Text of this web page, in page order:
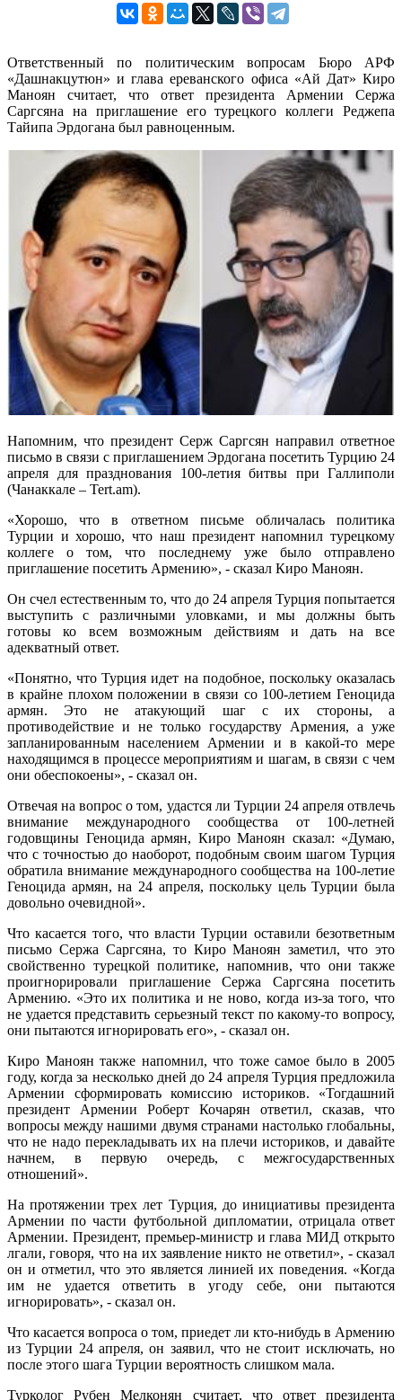
Ответственный по политическим вопросам Бюро АРФ
«Дашнакцутюн» и глава ереванского офиса «Ай Дат» Киро
Маноян считает, что ответ президента Армении Сержа
Саргсяна на приглашение его турецкого коллеги Реджепа
Тайипа Эрдогана был равноценным.
Напомним, что президент Серж Саргсян направил ответное
письмо в связи с приглашением Эрдогана посетить Турцию 24
апреля для празднования 100-летия битвы при Галлиполи
(Чанаккале – Tert.am).
«Хорошо, что в ответном письме обличалась политика
Турции и хорошо, что наш президент напомнил турецкому
коллеге о том, что последнему уже было отправлено
приглашение посетить Армению», - сказал Киро Маноян.
Он счел естественным то, что до 24 апреля Турция попытается
выступить с различными уловками, и мы должны быть
готовы ко всем возможным действиям и дать на все
адекватный ответ.
«Понятно, что Турция идет на подобное, поскольку оказалась
в крайне плохом положении в связи со 100-летием Геноцида
армян. Это не атакующий шаг с их стороны, а
противодействие и не только государству Армения, а уже
запланированным населением Армении и в какой-то мере
находящимся в процессе мероприятиям и шагам, в связи с чем
они обеспокоены», - сказал он.
Отвечая на вопрос о том, удастся ли Турции 24 апреля отвлечь
внимание международного сообщества от 100-летней
годовщины Геноцида армян, Киро Маноян сказал: «Думаю,
что с точностью до наоборот, подобным своим шагом Турция
обратила внимание международного сообщества на 100-летие
Геноцида армян, на 24 апреля, поскольку цель Турции была
довольно очевидной».
Что касается того, что власти Турции оставили безответным
письмо Сержа Саргсяна, то Киро Маноян заметил, что это
свойственно турецкой политике, напомнив, что они также
проигнорировали приглашение Сержа Саргсяна посетить
Армению. «Это их политика и не ново, когда из-за того, что
не удается представить серьезный текст по какому-то вопросу,
они пытаются игнорировать его», - сказал он.
Киро Маноян также напомнил, что тоже самое было в 2005
году, когда за несколько дней до 24 апреля Турция предложила
Армении сформировать комиссию историков. «Тогдашний
президент Армении Роберт Кочарян ответил, сказав, что
вопросы между нашими двумя странами настолько глобальны,
что не надо перекладывать их на плечи историков, и давайте
начнем, в первую очередь, с межгосударственных
отношений».
На протяжении трех лет Турция, до инициативы президента
Армении по части футбольной дипломатии, отрицала ответ
Армении. Президент, премьер-министр и глава МИД открыто
лгали, говоря, что на их заявление никто не ответил», - сказал
он и отметил, что это является линией их поведения. «Когда
им не удается ответить в угоду себе, они пытаются
игнорировать», - сказал он.
Что касается вопроса о том, приедет ли кто-нибудь в Армению
из Турции 24 апреля, он заявил, что не стоит исключать, но
после этого шага Турции вероятность слишком мала.
Турколог Рубен Мелконян считает, что ответ президента